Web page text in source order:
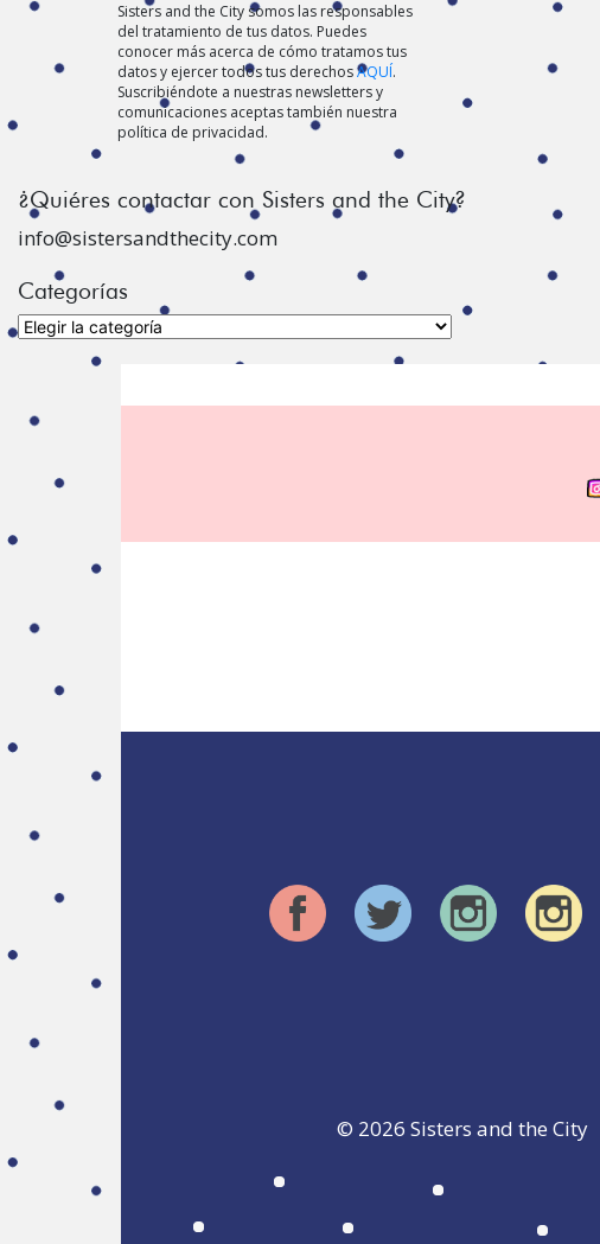
Sisters and the City somos las responsables
del tratamiento de tus datos. Puedes
conocer más acerca de cómo tratamos tus
datos y ejercer todos tus derechosAQUÍ.
Suscribiéndote a nuestras newsletters y
comunicaciones aceptas también nuestra
política de privacidad.
¿Quiéres contactar con Sisters and the City?
info@sistersandthecity.com
Categorías
Categorías
© 2026 Sisters and the City